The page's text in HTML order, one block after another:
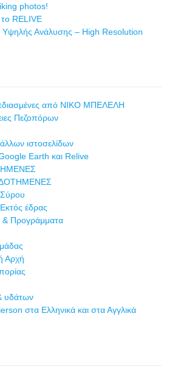
photos!
RELIVE
Υψηλής Ανάλυσης – High Resolution
από ΝΙΚΟ ΜΠΕΛΕΛΗ
Πεζοπόρων
ιστοσελίδων
Earth και Relive
έδρας
& Προγράμματα
Αρχή
υδάτων
στα Ελληνικά και στα Αγγλικά